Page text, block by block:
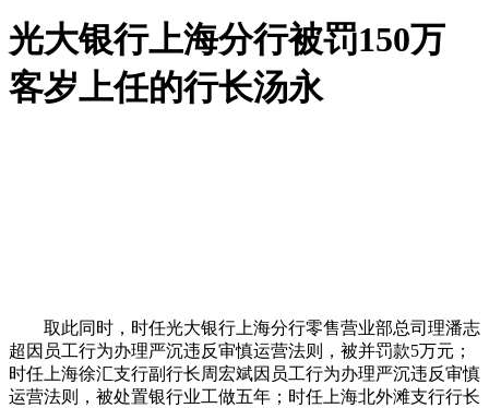
光大银行上海分行被罚150万
客岁上任的行长汤永
取此同时，时任光大银行上海分行零售营业部总司理潘志
超因员工行为办理严沉违反审慎运营法则，被并罚款5万元；
时任上海徐汇支行副行长周宏斌因员工行为办理严沉违反审慎
运营法则，被处置银行业工做五年；时任上海北外滩支行行长